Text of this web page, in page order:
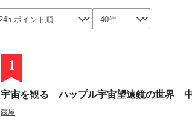
1
宇宙を観る ハップル宇宙望遠鏡の世界
蔵屋